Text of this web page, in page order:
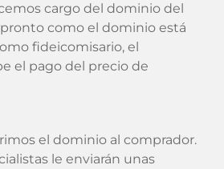
cargo del dominio del
como el dominio está
fideicomisario, el
el pago del precio de
el dominio al comprador.
le enviarán unas